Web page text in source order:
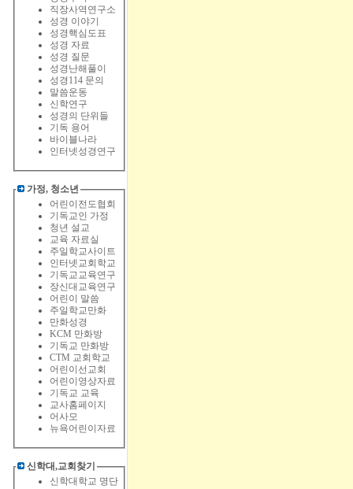
직장사역연구소
성경 이야기
성경핵심도표
성경 자료
성경 질문
성경난해풀이
성경114 문의
말씀운동
신학연구
성경의 단위들
기독 용어
바이블나라
인터넷성경연구
가정, 청소년
어린이전도협회
기독교인 가정
청년 설교
교육 자료실
주일학교사이트
인터넷교회학교
기독교교육연구
장신대교육연구
어린이 말씀
주일학교만화
만화성경
KCM 만화방
기독교 만화방
CTM 교회학교
어린이선교회
어린이영상자료
기독교 교육
교사홈페이지
어사모
뉴욕어린이자료
신학대,교회찾기
신학대학교 명단